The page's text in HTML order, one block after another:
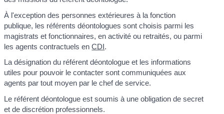
À l'exception des personnes extérieures à la fonction
publique, les référents déontologues sont choisis parmi les
magistrats et fonctionnaires, en activité ou retraités, ou parmi
les agents contractuels enCDI.
La désignation du référent déontologue et les informations
utiles pour pouvoir le contacter sont communiquées aux
agents par tout moyen par le chef de service.
Le référent déontologue est soumis à une obligation de secret
et de discrétion professionnels.